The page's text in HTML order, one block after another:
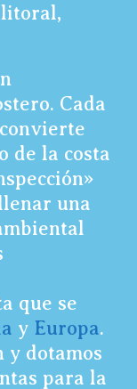
Cada
de la costa
una
que se
y Europa.
y dotamos
para la